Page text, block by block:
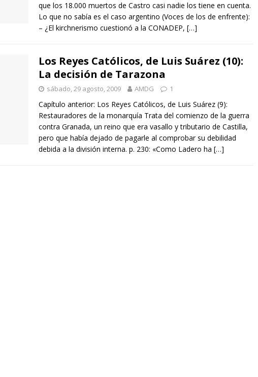
que los 18.000 muertos de Castro casi nadie los tiene en cuenta.
Lo que no sabía es el caso argentino (Voces de los de enfrente):
– ¿El kirchnerismo cuestionó a la CONADEP, […]
Los Reyes Católicos, de Luis Suárez (10):
La decisión de Tarazona
sábado, 29 agosto, 2009 AMDG 1
Capítulo anterior: Los Reyes Católicos, de Luis Suárez (9):
Restauradores de la monarquía Trata del comienzo de la guerra
contra Granada, un reino que era vasallo y tributario de Castilla,
pero que había dejado de pagarle al comprobar su debilidad
debida a la división interna. p. 230: «Como Ladero ha […]